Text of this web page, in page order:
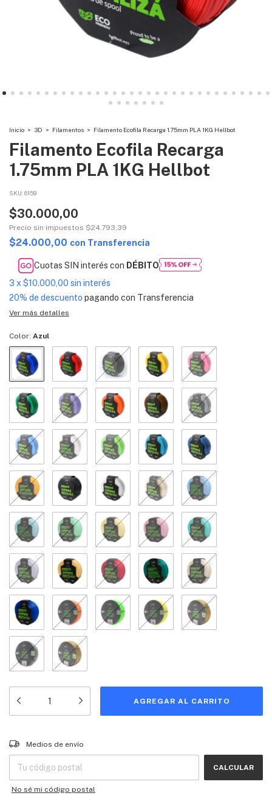
Inicio > 3D > Filamentos > Filamento Ecofila Recarga 1.75mm PLA 1KG Hellbot
Filamento Ecofila Recarga
1.75mm PLA 1KG Hellbot
SKU: 6159
$30.000,00
Precio sin impuestos $24.793,39
$24.000,00 con Transferencia
Cuotas SIN interés con DÉBITO
3 x $10.000,00 sin interés
20% de descuento pagando con Transferencia
Ver más detalles
Color: Azul
Entregas para el CP:
Medios de envío
CALCULAR
No sé mi código postal